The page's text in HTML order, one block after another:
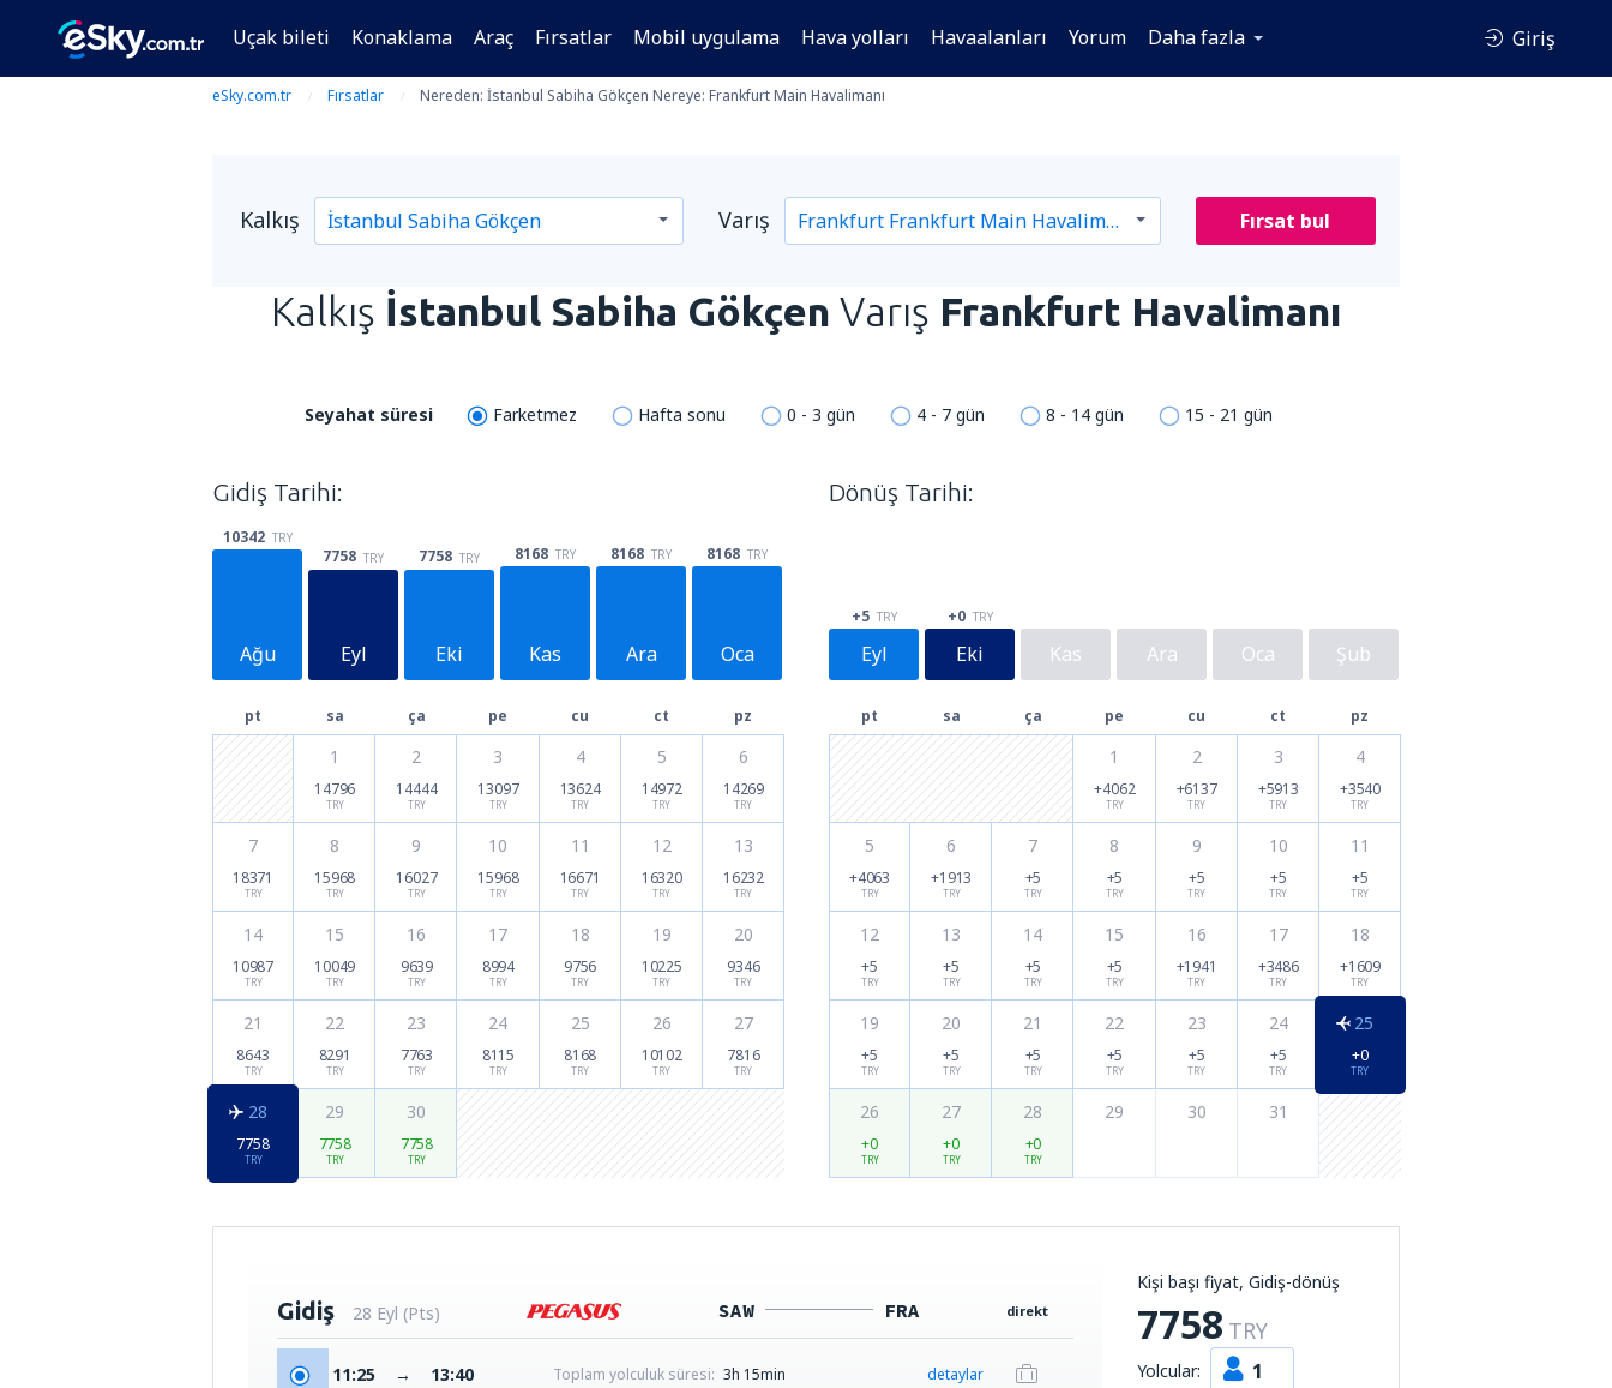
Uçak bileti Konaklama Araç Fırsatlar Mobil uygulama Hava yolları Havaalanları Yorum Daha fazla Giriş
eSky.com.tr Fırsatlar Nereden: İstanbul Sabiha Gökçen Nereye: Frankfurt Main Havalimanı
Kalkış Varış Fırsat bul
Kalkış İstanbul Sabiha Gökçen Varış Frankfurt Havalimanı
Seyahat süresi Farketmez Hafta sonu 0 - 3 gün 4 - 7 gün 8 - 14 gün 15 - 21 gün
Gidiş Tarihi:
Ağu
10342 TRY
Eyl
7758 TRY
Eki
7758 TRY
Kas
8168 TRY
Ara
8168 TRY
Oca
8168 TRY
pt sa ça pe cu ct pz
1
14796
TRY
2
14444
TRY
3
13097
TRY
4
13624
TRY
5
14972
TRY
6
14269
TRY
7
18371
TRY
8
15968
TRY
9
16027
TRY
10
15968
TRY
11
16671
TRY
12
16320
TRY
13
16232
TRY
14
10987
TRY
15
10049
TRY
16
9639
TRY
17
8994
TRY
18
9756
TRY
19
10225
TRY
20
9346
TRY
21
8643
TRY
22
8291
TRY
23
7763
TRY
24
8115
TRY
25
8168
TRY
26
10102
TRY
27
7816
TRY
28
7758
TRY
29
7758
TRY
30
7758
TRY
Dönüş Tarihi:
Eyl
+5 TRY
Eki
+0 TRY
Kas Ara Oca Şub
pt sa ça pe cu ct pz
1
+4062
TRY
2
+6137
TRY
3
+5913
TRY
4
+3540
TRY
5
+4063
TRY
6
+1913
TRY
7
+5
TRY
8
+5
TRY
9
+5
TRY
10
+5
TRY
11
+5
TRY
12
+5
TRY
13
+5
TRY
14
+5
TRY
15
+5
TRY
16
+1941
TRY
17
+3486
TRY
18
+1609
TRY
19
+5
TRY
20
+5
TRY
21
+5
TRY
22
+5
TRY
23
+5
TRY
24
+5
TRY
25
+0
TRY
26
+0
TRY
27
+0
TRY
28
+0
TRY
29 30 31
Kişi başı fiyat, Gidiş-dönüş
7758 TRY
Yolcular: 1
Gidiş 28 Eyl (Pts) SAW FRA direkt
11:25 → 13:40 Toplam yolculuk süresi: 3h 15min detaylar